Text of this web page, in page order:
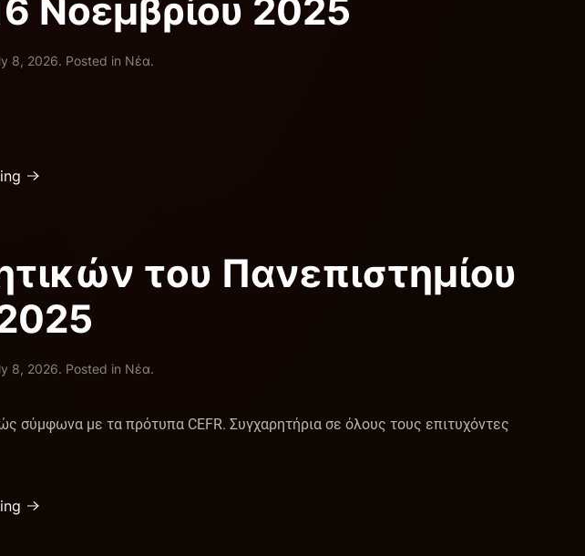
Νοεμβρίου 2025
8, 2026. Posted in Νέα.
του Πανεπιστημίου
8, 2026. Posted in Νέα.
σύμφωνα με τα πρότυπα CEFR. Συγχαρητήρια σε όλους τους επιτυχόντες